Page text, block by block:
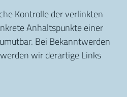
Kontrolle der verlinkten
Anhaltspunkte einer
Bei Bekanntwerden
wir derartige Links